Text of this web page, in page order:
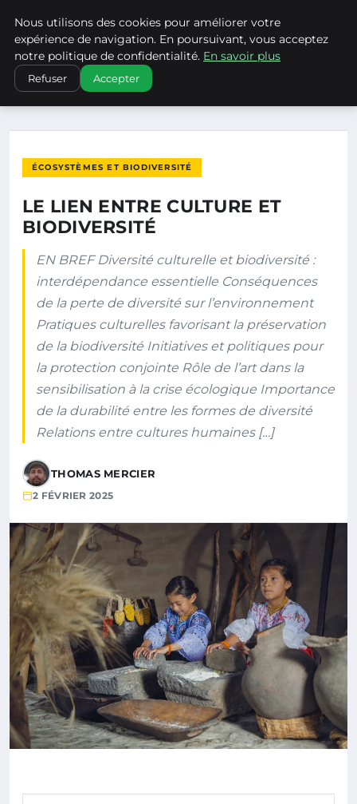
CLIMATECHANGENEBRASKA
ACCUEIL
ÉCOSYSTÈMES ET BIODIVERSITÉ
LE LIEN ENTRE CULTURE ET BIODIVERSITÉ
ÉCOSYSTÈMES ET BIODIVERSITÉ
LE LIEN ENTRE CULTURE ET
BIODIVERSITÉ
EN BREF Diversité culturelle et biodiversité :
interdépendance essentielle Conséquences
de la perte de diversité sur l’environnement
Pratiques culturelles favorisant la préservation
de la biodiversité Initiatives et politiques pour
la protection conjointe Rôle de l’art dans la
sensibilisation à la crise écologique Importance
de la durabilité entre les formes de diversité
Relations entre cultures humaines […]
THOMAS MERCIER
2 FÉVRIER 2025
Nous utilisons des cookies pour améliorer votre
expérience de navigation. En poursuivant, vous acceptez
notre politique de confidentialité. En savoir plus
Refuser Accepter